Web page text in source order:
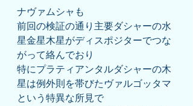
ナヴァムシャも
前回の検証の通り主要ダシャーの水
星金星木星がディスポジターでつな
がって絡んでおり
特にプラティアンタルダシャーの木
星は例外則を帯びたヴァルゴッタマ
という特異な所見で